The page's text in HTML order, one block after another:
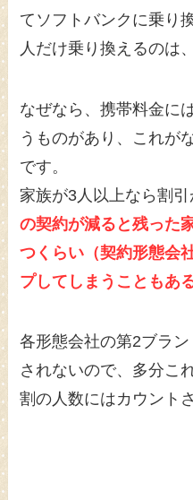
てソフトバンクに乗り
人だけ乗り換えるのは
なぜなら、携帯料金に
うものがあり、これが
です。
家族が3人以上なら割
の契約が減ると残った
つくらい（契約形態会
プしてしまうこともあ
各形態会社の第2ブラ
されないので、多分こ
割の人数にはカウント